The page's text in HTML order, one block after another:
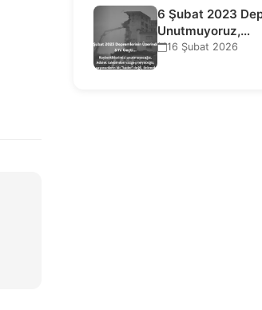
6 Şubat 2023
Unutmuyoruz,
Vazgeçmiyoruz,
16 Şubat 2026